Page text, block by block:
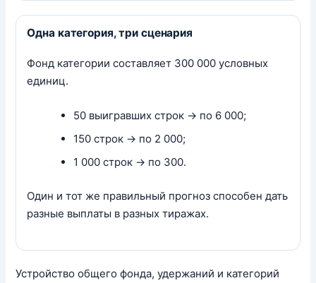
Одна категория, три сценария
Фонд категории составляет 300 000 условных
единиц.
50 выигравших строк → по 6 000;
150 строк → по 2 000;
1 000 строк → по 300.
Один и тот же правильный прогноз способен дать
разные выплаты в разных тиражах.
Устройство общего фонда, удержаний и категорий